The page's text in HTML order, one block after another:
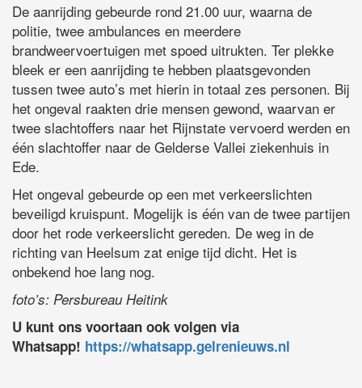
De aanrijding gebeurde rond 21.00 uur, waarna de
politie, twee ambulances en meerdere
brandweervoertuigen met spoed uitrukten. Ter plekke
bleek er een aanrijding te hebben plaatsgevonden
tussen twee auto’s met hierin in totaal zes personen. Bij
het ongeval raakten drie mensen gewond, waarvan er
twee slachtoffers naar het Rijnstate vervoerd werden en
één slachtoffer naar de Gelderse Vallei ziekenhuis in
Ede.
Het ongeval gebeurde op een met verkeerslichten
beveiligd kruispunt. Mogelijk is één van de twee partijen
door het rode verkeerslicht gereden. De weg in de
richting van Heelsum zat enige tijd dicht. Het is
onbekend hoe lang nog.
foto’s: Persbureau Heitink
U kunt ons voortaan ook volgen via
Whatsapp! https://whatsapp.gelrenieuws.nl